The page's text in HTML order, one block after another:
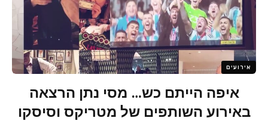
אירועים
איפה הייתם כש… מסי נתן הרצאה
באירוע השותפים של מטריקס וסיסקו